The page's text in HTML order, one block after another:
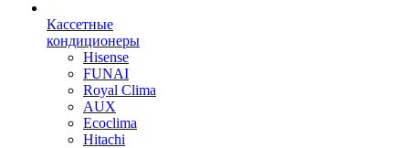
Кассетные
кондиционеры
Hisense
FUNAI
Royal Clima
AUX
Ecoclima
Hitachi